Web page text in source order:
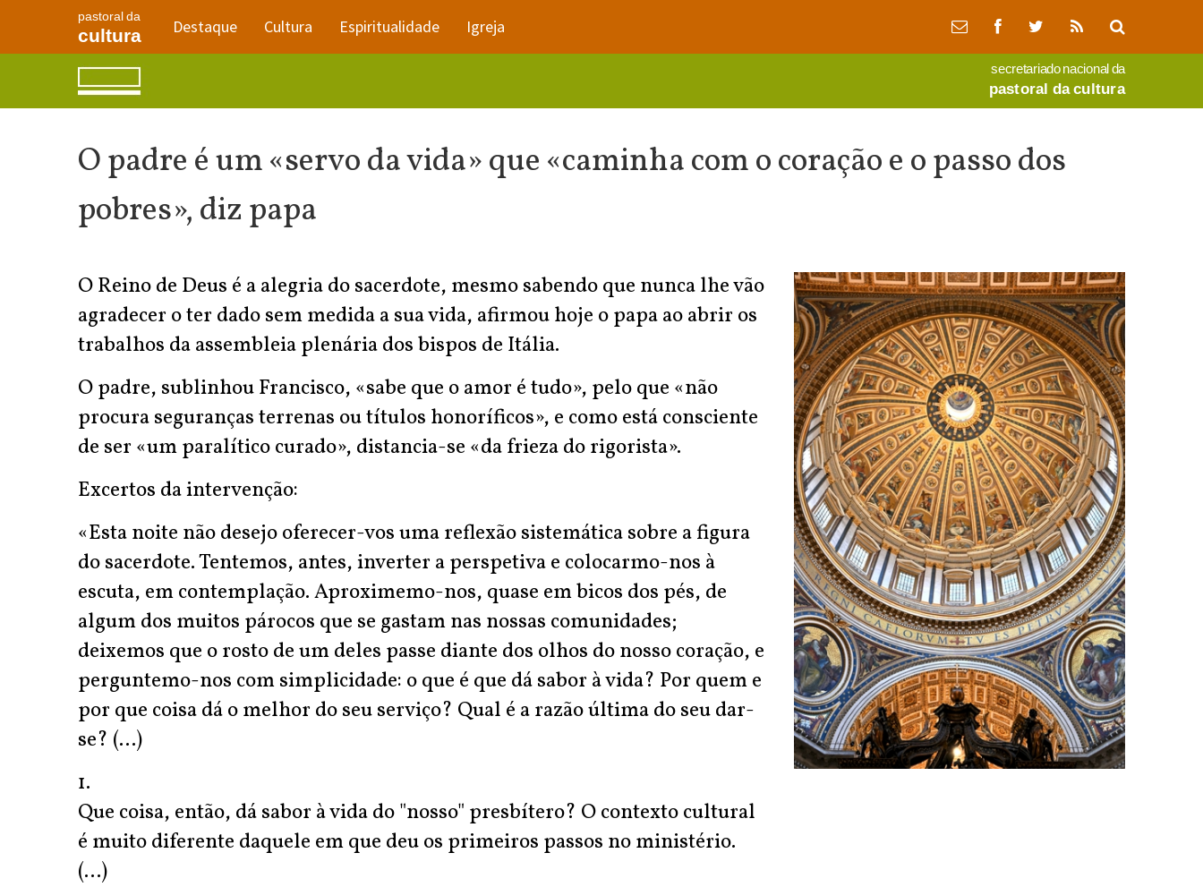
pastoral da
cultura Destaque Cultura Espiritualidade Igreja
secretariado nacional da
pastoral da cultura
O padre é um «servo da vida» que «caminha com o coração e o passo dos
pobres», diz papa
O Reino de Deus é a alegria do sacerdote, mesmo sabendo que nunca lhe vão
agradecer o ter dado sem medida a sua vida, afirmou hoje o papa ao abrir os
trabalhos da assembleia plenária dos bispos de Itália.
O padre, sublinhou Francisco, «sabe que o amor é tudo», pelo que «não
procura seguranças terrenas ou títulos honoríficos», e como está consciente
de ser «um paralítico curado», distancia-se «da frieza do rigorista».
Excertos da intervenção:
«Esta noite não desejo oferecer-vos uma reflexão sistemática sobre a figura
do sacerdote. Tentemos, antes, inverter a perspetiva e colocarmo-nos à
escuta, em contemplação. Aproximemo-nos, quase em bicos dos pés, de
algum dos muitos párocos que se gastam nas nossas comunidades;
deixemos que o rosto de um deles passe diante dos olhos do nosso coração, e
perguntemo-nos com simplicidade: o que é que dá sabor à vida? Por quem e
por que coisa dá o melhor do seu serviço? Qual é a razão última do seu dar-
se? (...)
1.
Que coisa, então, dá sabor à vida do "nosso" presbítero? O contexto cultural
é muito diferente daquele em que deu os primeiros passos no ministério.
(...)